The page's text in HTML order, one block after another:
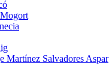
Martínez Salvadores Aspar